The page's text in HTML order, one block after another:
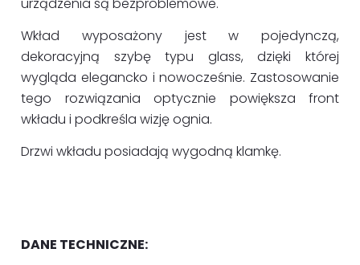
Wkład wyposażony jest w pojedynczą,
dekoracyjną szybę typu glass, dzięki której
wygląda elegancko i nowocześnie. Zastosowanie
tego rozwiązania optycznie powiększa front
wkładu i podkreśla wizję ognia.
Drzwi wkładu posiadają wygodną klamkę.
DANE TECHNICZNE: